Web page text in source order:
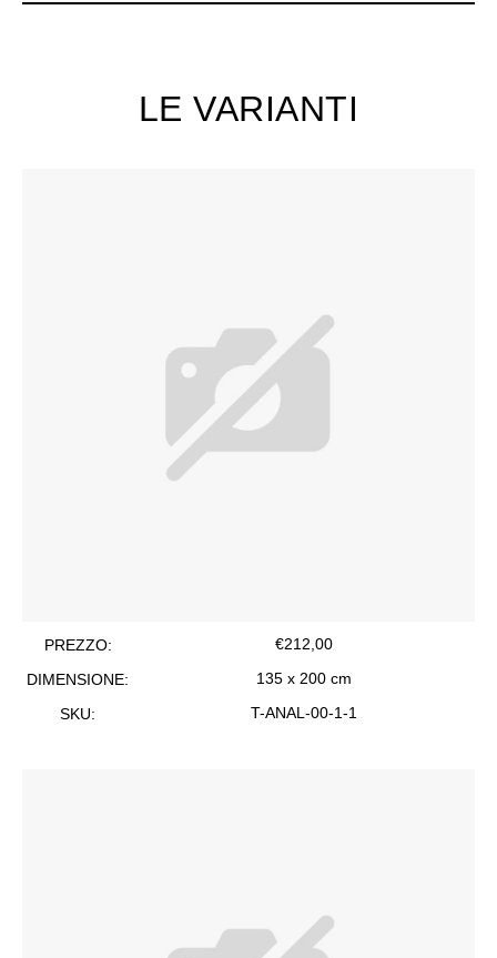
LE VARIANTI
PREZZO: €212,00
DIMENSIONE:
135 x 200 cm
SKU:
T-ANAL-00-1-1